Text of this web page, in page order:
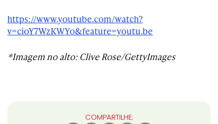
https://www.youtube.com/watch?
v=cioY7WzKWYo&feature=youtu.be
*Imagem no alto: Clive Rose/GettyImages
COMPARTILHE: